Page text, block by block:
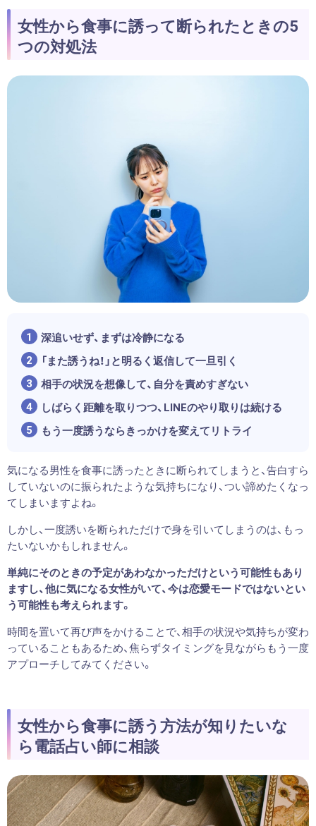
女性から食事に誘って断られたときの5
つの対処法
深追いせず、まずは冷静になる
「また誘うね！」と明るく返信して一旦引く
相手の状況を想像して、自分を責めすぎない
しばらく距離を取りつつ、LINEのやり取りは続ける
もう一度誘うならきっかけを変えてリトライ
気になる男性を食事に誘ったときに断られてしまうと、告白すら
していないのに振られたような気持ちになり、つい諦めたくなっ
てしまいますよね。
しかし、一度誘いを断られただけで身を引いてしまうのは、もっ
たいないかもしれません。
単純にそのときの予定があわなかっただけという可能性もあり
ますし、他に気になる女性がいて、今は恋愛モードではないとい
う可能性も考えられます。
時間を置いて再び声をかけることで、相手の状況や気持ちが変わ
っていることもあるため、焦らずタイミングを見ながらもう一度
アプローチしてみてください。
女性から食事に誘う方法が知りたいな
ら電話占い師に相談